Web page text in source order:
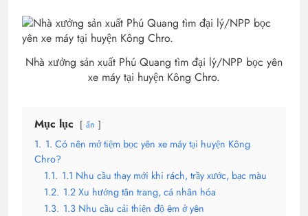
Nhà xưởng sản xuất Phú Quang tìm đại lý/NPP bọc yên
xe máy tại huyện Kông Chro.
Mục lục ẩn
1. 1. Có nên mở tiệm bọc yên xe máy tại huyện Kông
Chro?
1.1. 1.1 Nhu cầu thay mới khi rách, trầy xước, bạc màu
1.2. 1.2 Xu hướng tân trang, cá nhân hóa
1.3. 1.3 Nhu cầu cải thiện độ êm ở yên